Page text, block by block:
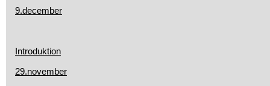
9.december
Introduktion
29.november